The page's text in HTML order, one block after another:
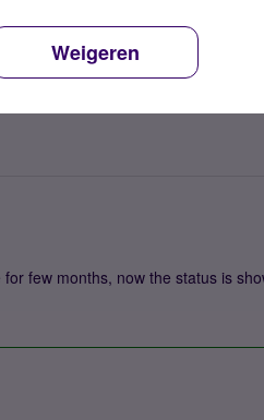
Weigeren
few months, now the status is